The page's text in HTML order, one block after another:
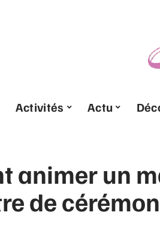
Activités Actu
animer un
de